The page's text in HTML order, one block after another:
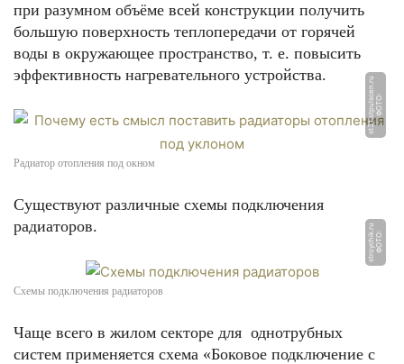
при разумном объёме всей конструкции получить
большую поверхность теплопередачи от горячей
воды в окружающее пространство, т. е. повысить
эффективность нагревательного устройства.
Ф
О
Т
О:
s
t
3
1.
s
t
p
ul
s
c
e
n.
r
u
Радиатор отопления под окном
Существуют различные схемы подключения
радиаторов.
Ф
О
Т
О:
s
t
r
o
y
c
hi
k.
r
u
Схемы подключения радиаторов
Чаще всего в жилом секторе для однотрубных
систем применяется схема «Боковое подключение с